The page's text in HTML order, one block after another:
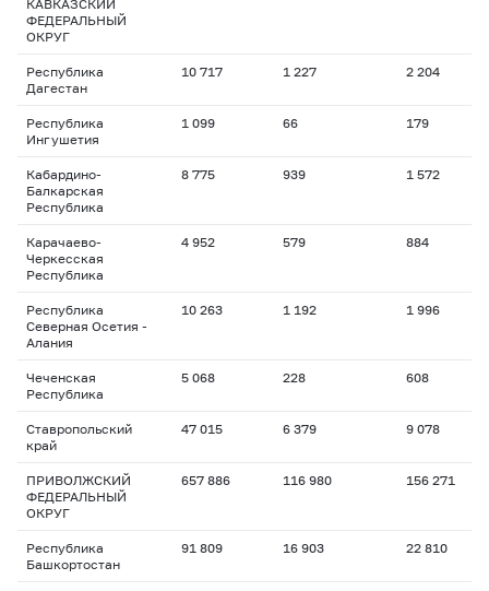
КАВКАЗСКИЙ
ФЕДЕРАЛЬНЫЙ
ОКРУГ
Республика
Дагестан
10 717 1 227 2 204
Республика
Ингушетия
1 099 66 179
Кабардино-
Балкарская
Республика
8 775 939 1 572
Карачаево-
Черкесская
Республика
4 952 579 884
Республика
Северная Осетия -
Алания
10 263 1 192 1 996
Чеченская
Республика
5 068 228 608
Ставропольский
край
47 015 6 379 9 078
ПРИВОЛЖСКИЙ
ФЕДЕРАЛЬНЫЙ
ОКРУГ
657 886 116 980 156 271
Республика
Башкортостан
91 809 16 903 22 810